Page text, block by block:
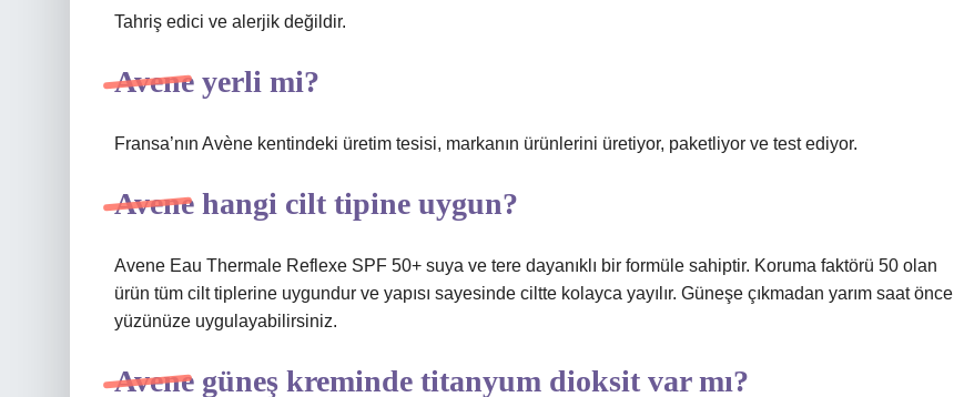
Tahriş edici ve alerjik değildir.
Avene yerli mi?
Fransa’nın Avène kentindeki üretim tesisi, markanın ürünlerini üretiyor, paketliyor ve test ediyor.
Avene hangi cilt tipine uygun?
Avene Eau Thermale Reflexe SPF 50+ suya ve tere dayanıklı bir formüle sahiptir. Koruma faktörü 50 olan
ürün tüm cilt tiplerine uygundur ve yapısı sayesinde ciltte kolayca yayılır. Güneşe çıkmadan yarım saat önce
yüzünüze uygulayabilirsiniz.
Avene güneş kreminde titanyum dioksit var mı?